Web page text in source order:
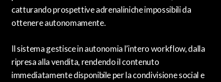
catturando prospettive adrenaliniche impossibili da
ottenere autonomamente.
Il sistema gestisce in autonomia l’intero workflow, dalla
ripresa alla vendita, rendendo il contenuto
immediatamente disponibile per la condivisione social e